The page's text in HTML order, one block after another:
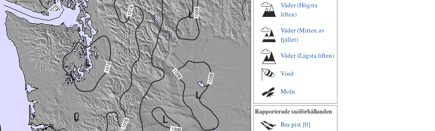
Väder (Högsta
liften)
Väder (Mitten av
fjället)
Väder (Lägsta liften)
Vind
Moln
Rapporterade snöförhållanden
Bra pist [0]